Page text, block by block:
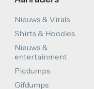
Nieuws & Virals
Shirts & Hoodies
Nieuws &
entertainment
Picdumps
Gifdumps